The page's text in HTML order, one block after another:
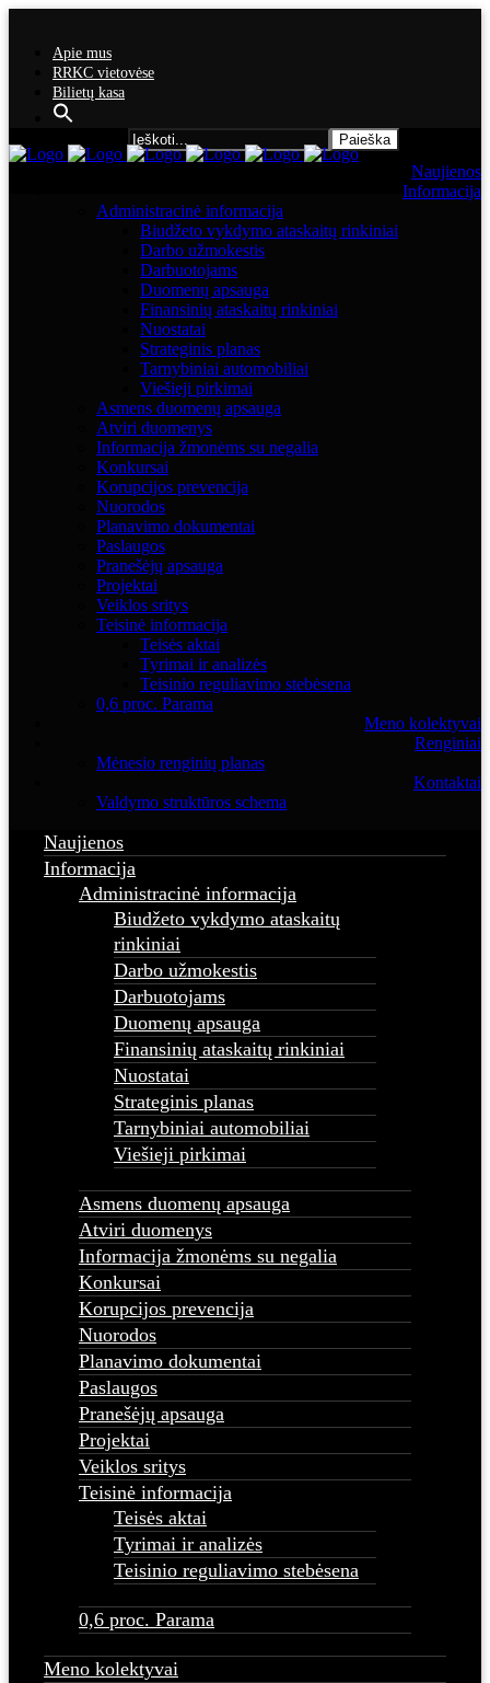
Apie mus
RRKC vietovėse
Bilietų kasa
Naujienos
Informacija
Administracinė informacija
Biudžeto vykdymo ataskaitų rinkiniai
Darbo užmokestis
Darbuotojams
Duomenų apsauga
Finansinių ataskaitų rinkiniai
Nuostatai
Strateginis planas
Tarnybiniai automobiliai
Viešieji pirkimai
Asmens duomenų apsauga
Atviri duomenys
Informacija žmonėms su negalia
Konkursai
Korupcijos prevencija
Nuorodos
Planavimo dokumentai
Paslaugos
Pranešėjų apsauga
Projektai
Veiklos sritys
Teisinė informacija
Teisės aktai
Tyrimai ir analizės
Teisinio reguliavimo stebėsena
0,6 proc. Parama
Meno kolektyvai
Renginiai
Mėnesio renginių planas
Kontaktai
Valdymo struktūros schema
Naujienos
Informacija
Administracinė informacija
Biudžeto vykdymo ataskaitų
rinkiniai
Darbo užmokestis
Darbuotojams
Duomenų apsauga
Finansinių ataskaitų rinkiniai
Nuostatai
Strateginis planas
Tarnybiniai automobiliai
Viešieji pirkimai
Asmens duomenų apsauga
Atviri duomenys
Informacija žmonėms su negalia
Konkursai
Korupcijos prevencija
Nuorodos
Planavimo dokumentai
Paslaugos
Pranešėjų apsauga
Projektai
Veiklos sritys
Teisinė informacija
Teisės aktai
Tyrimai ir analizės
Teisinio reguliavimo stebėsena
0,6 proc. Parama
Meno kolektyvai